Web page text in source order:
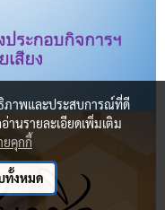
ภาพและประสบการณ์ที่ดี
านรายละเอียดเพิ่มเติม
ยคุกกี้
ทั้งหมด